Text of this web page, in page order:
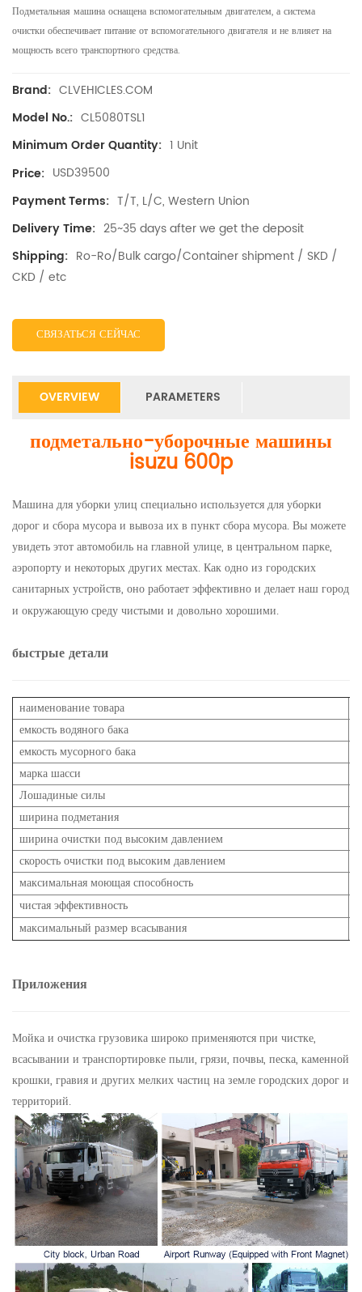
Подметальная машина оснащена вспомогательным двигателем, а система
очистки обеспечивает питание от вспомогательного двигателя и не влияет на
мощность всего транспортного средства.
Brand: CLVEHICLES.COM
Model No.: CL5080TSL1
Minimum Order Quantity: 1 Unit
Price: USD39500
Payment Terms: T/T, L/C, Western Union
Delivery Time: 25~35 days after we get the deposit
Shipping: Ro-Ro/Bulk cargo/Container shipment / SKD /
CKD / etc
СВЯЗАТЬСЯ СЕЙЧАС
OVERVIEW PARAMETERS
подметально-уборочные машины
isuzu 600p
Машина для уборки улиц специально используется для уборки
дорог и сбора мусора и вывоза их в пункт сбора мусора. Вы можете
увидеть этот автомобиль на главной улице, в центральном парке,
аэропорту и некоторых других местах. Как одно из городских
санитарных устройств, оно работает эффективно и делает наш город
и окружающую среду чистыми и довольно хорошими.
быстрые детали
наименование товара
емкость водяного бака
емкость мусорного бака
марка шасси
Лошадиные силы
ширина подметания
ширина очистки под высоким давлением
скорость очистки под высоким давлением
максимальная моющая способность
чистая эффективность
максимальный размер всасывания
Приложения
Мойка и очистка грузовика широко применяются при чистке,
всасывании и транспортировке пыли, грязи, почвы, песка, каменной
крошки, гравия и других мелких частиц на земле городских дорог и
территорий.